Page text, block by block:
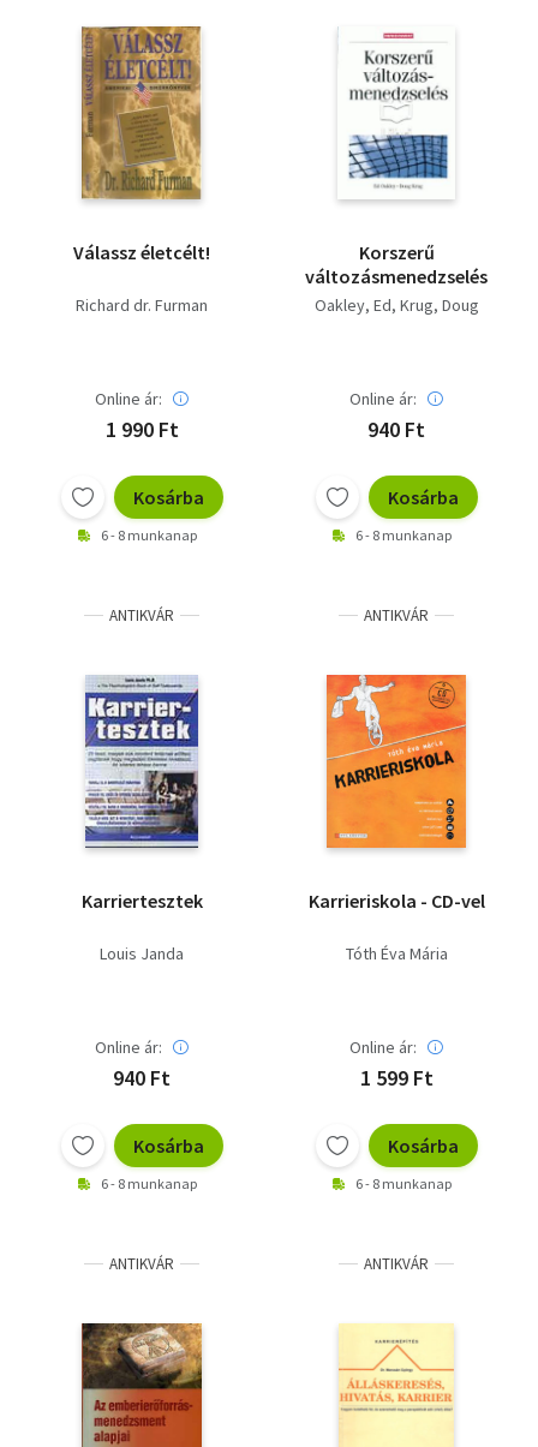
Válassz életcélt!
Richard dr. Furman
Online ár:
1 990 Ft
Kosárba
6 - 8 munkanap
Korszerű
változásmenedzselés
Oakley, Ed Krug, Doug
Online ár:
940 Ft
Kosárba
6 - 8 munkanap
ANTIKVÁR
Karriertesztek
Louis Janda
Online ár:
940 Ft
Kosárba
6 - 8 munkanap
ANTIKVÁR
Karrieriskola - CD-vel
Tóth Éva Mária
Online ár:
1 599 Ft
Kosárba
6 - 8 munkanap
ANTIKVÁR ANTIKVÁR